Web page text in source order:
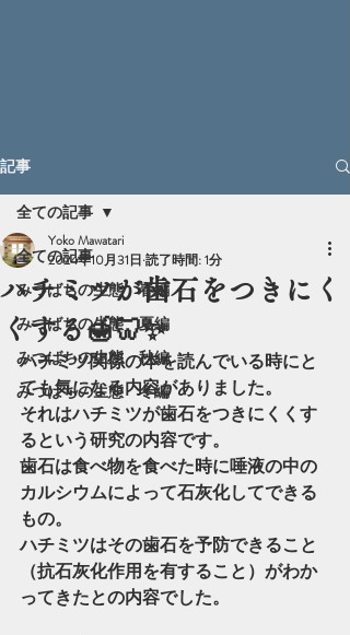
記事
全ての記事
みつばちの生態 春編
みつばちの生態 夏編
みつばちの生態 秋編
みつばちの生態 冬編
全ての記事
ハチミツが歯石をつきにく
くする🍯🦷✨
Yoko Mawatari
2024年10月31日 読了時間: 1分
ハチミツ関係の本を読んでいる時にと
ても気になる内容がありました。
それはハチミツが歯石をつきにくくす
るという研究の内容です。
歯石は食べ物を食べた時に唾液の中の
カルシウムによって石灰化してできる
もの。
ハチミツはその歯石を予防できること
（抗石灰化作用を有すること）がわか
ってきたとの内容でした。